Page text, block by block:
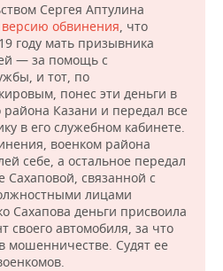
Сергея Аптулина
версию обвинения, что
году мать призывника
— за помощь с
и тот, по
понес эти деньги в
района Казани и передал все
в его служебном кабинете.
военком района
себе, а остальное передал
связанной с
лицами
Сахапова деньги присвоила
своего автомобиля, за что
мошенничестве. Судят ее